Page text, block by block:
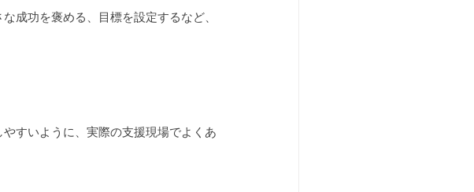
成功を褒める、目標を設定するなど、
すいように、実際の支援現場でよくあ